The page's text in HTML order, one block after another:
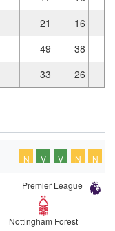
21
16
49
38
33 26
N V V N N
Premier League
Nottingham Forest